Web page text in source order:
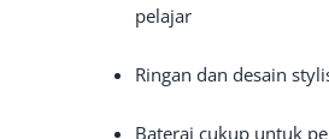
pelajar
Ringan dan desain
Baterai cukup untuk